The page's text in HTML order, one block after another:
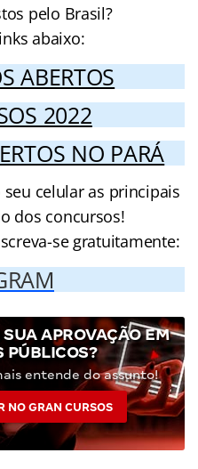
pelo Brasil?
abaixo:
ABERTOS
2022
NO PARÁ
celular as principais
dos concursos!
se gratuitamente:
APROVAÇÃO EM
PÚBLICOS?
entende do assunto!
NO GRAN CURSOS